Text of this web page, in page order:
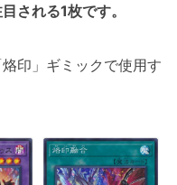
される1枚です。
印」ギミックで使用す